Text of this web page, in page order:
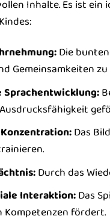
Inhalte. Es ist
Die
Gemeinsamkeiten
Das
Durch das
Interaktion:Das
Kompetenzen fördert.